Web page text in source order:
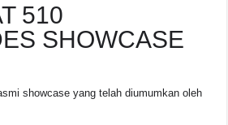
510
SHOWCASE
showcase yang telah diumumkan oleh